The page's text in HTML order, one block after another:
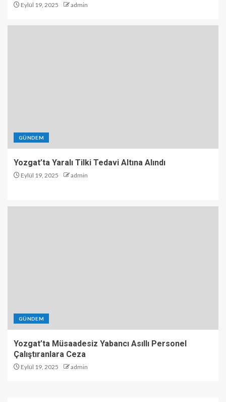
Eylül 19, 2025 admin
GÜNDEM
Yozgat’ta Yaralı Tilki Tedavi Altına Alındı
Eylül 19, 2025 admin
GÜNDEM
Yozgat’ta Müsaadesiz Yabancı Asıllı Personel
Çalıştıranlara Ceza
Eylül 19, 2025 admin